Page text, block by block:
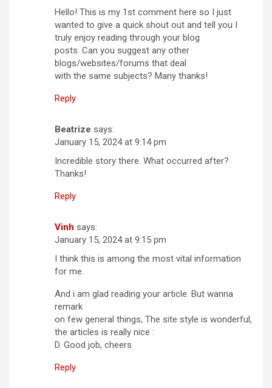
Hello! This is my 1st comment here so I just
wanted to give a quick shout out and tell you I
truly enjoy reading through your blog
posts. Can you suggest any other
blogs/websites/forums that deal
with the same subjects? Many thanks!
Reply
Beatrize says:
January 15, 2024 at 9:14 pm
Incredible story there. What occurred after?
Thanks!
Reply
Vinh says:
January 15, 2024 at 9:15 pm
I think this is among the most vital information
for me.
And i am glad reading your article. But wanna
remark
on few general things, The site style is wonderful,
the articles is really nice :
D. Good job, cheers
Reply